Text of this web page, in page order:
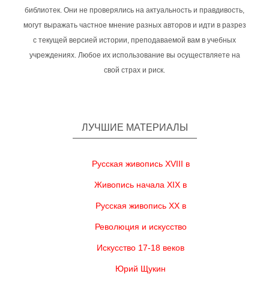
библиотек. Они не проверялись на актуальность и правдивость,
могут выражать частное мнение разных авторов и идти в разрез
с текущей версией истории, преподаваемой вам в учебных
учреждениях. Любое их использование вы осуществляете на
свой страх и риск.
ЛУЧШИЕ МАТЕРИАЛЫ
Русская живопись XVIII в
Живопись начала XIX в
Русская живопись XX в
Революция и искусство
Искусство 17-18 веков
Юрий Щукин